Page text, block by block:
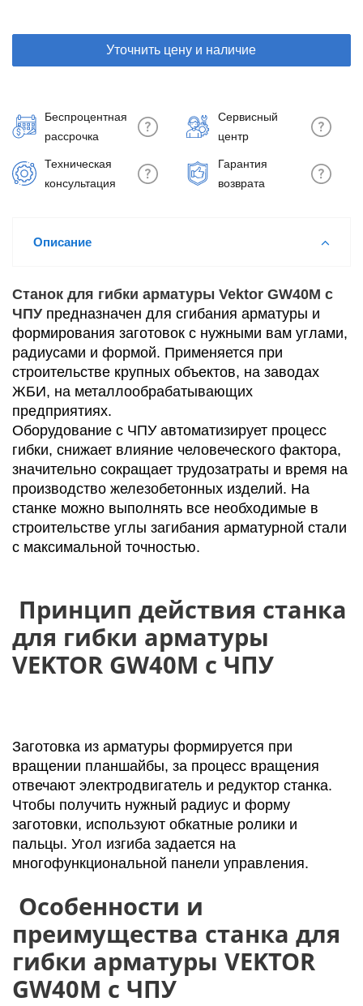
Уточнить цену и наличие
Беспроцентная
рассрочка
Сервисный
центр
Техническая
консультация
Гарантия
возврата
Описание
Станок для гибки арматуры Vektor GW40М с
ЧПУ предназначен для сгибания арматуры и
формирования заготовок с нужными вам углами,
радиусами и формой. Применяется при
строительстве крупных объектов, на заводах
ЖБИ, на металлообрабатывающих
предприятиях.
Оборудование с ЧПУ автоматизирует процесс
гибки, снижает влияние человеческого фактора,
значительно сокращает трудозатраты и время на
производство железобетонных изделий. На
станке можно выполнять все необходимые в
строительстве углы загибания арматурной стали
с максимальной точностью.
Принцип действия станка
для гибки арматуры
VEKTOR GW40М с ЧПУ
Заготовка из арматуры формируется при
вращении планшайбы, за процесс вращения
отвечают электродвигатель и редуктор станка.
Чтобы получить нужный радиус и форму
заготовки, используют обкатные ролики и
пальцы. Угол изгиба задается на
многофункциональной панели управления.
Особенности и
преимущества станка для
гибки арматуры VEKTOR
GW40М с ЧПУ